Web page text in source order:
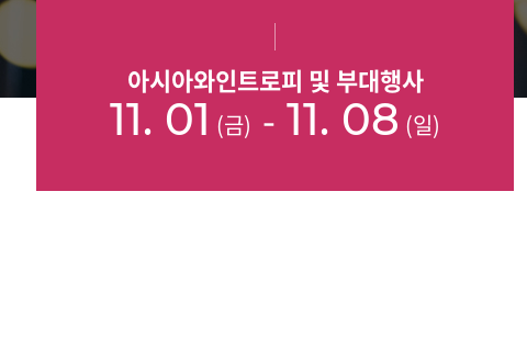
아시아와인트로피 및 부대행사
11. 01 (금) - 11. 08 (일)